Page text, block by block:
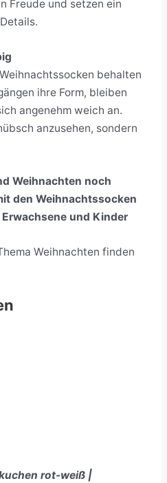
Freude und setzen ein
behalten
ihre Form, bleiben
angenehm weich an.
anzusehen, sondern
Weihnachten noch
den Weihnachtssocken
und Kinder
Weihnachten finden
rot-weiß |